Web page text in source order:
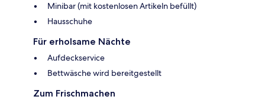
Minibar (mit kostenlosen Artikeln befüllt)
Hausschuhe
Für erholsame Nächte
Aufdeckservice
Bettwäsche wird bereitgestellt
Zum Frischmachen